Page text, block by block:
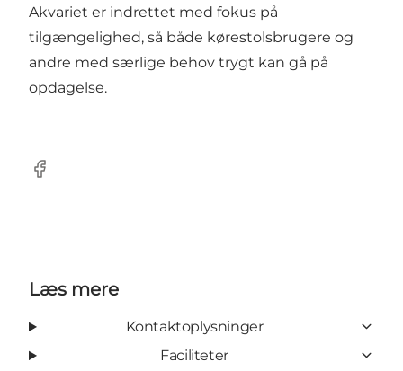
Akvariet er indrettet med fokus på
tilgængelighed, så både kørestolsbrugere og
andre med særlige behov trygt kan gå på
opdagelse.
Facebook
Læs mere
Kontaktoplysninger
Faciliteter